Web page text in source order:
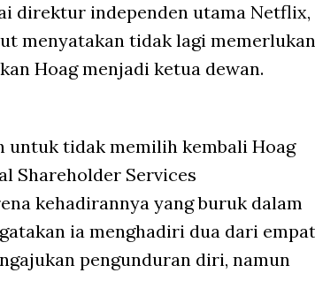
direktur independen utama Netflix,
menyatakan tidak lagi memerlukan
Hoag menjadi ketua dewan.
untuk tidak memilih kembali Hoag
Shareholder Services
kehadirannya yang buruk dalam
ia menghadiri dua dari empat
pengunduran diri, namun